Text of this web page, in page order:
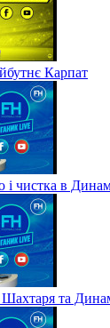
Карпат
і чистка в
Шахтаря та